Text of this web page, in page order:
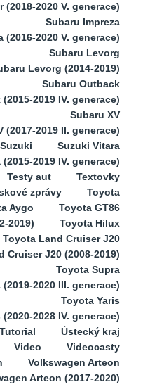
(2018-2020 V. generace)
Subaru Impreza
(2016-2020 V. generace)
Subaru Levorg
Levorg (2014-2019)
Subaru Outback
2019 IV. generace)
Subaru XV
(2017-2019 II. generace)
Suzuki
Suzuki Vitara
2019 IV. generace)
Testy aut
Textovky
zprávy
Toyota
Aygo
Toyota GT86
2019)
Toyota Hilux
Toyota Land Cruiser J20
Cruiser J20 (2008-2019)
Toyota Supra
2020 III. generace)
Toyota Yaris
2028 IV. generace)
Tutorial
Ústecký kraj
Video
Videocasty
Volkswagen Arteon
Arteon (2017-2020)